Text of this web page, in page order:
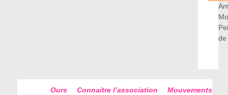
de
Ours Connaitre l’association
Mouvements